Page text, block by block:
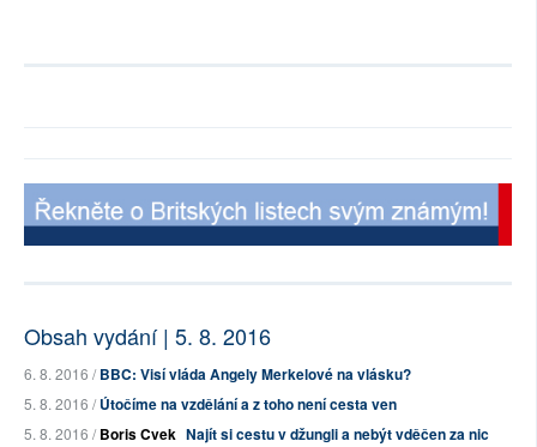
Obsah vydání | 5. 8. 2016
6. 8. 2016 /BBC: Visí vláda Angely Merkelové na vlásku?
5. 8. 2016 /Útočíme na vzdělání a z toho není cesta ven
5. 8. 2016 /Boris Cvek Najít si cestu v džungli a nebýt vděčen za nic